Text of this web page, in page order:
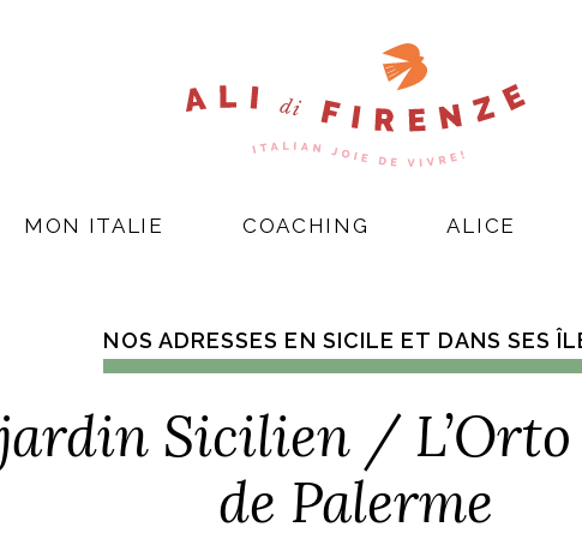
MON ITALIE COACHING ALICE
NOS ADRESSES EN SICILE ET DANS SES
Sicilien /
de Palerme